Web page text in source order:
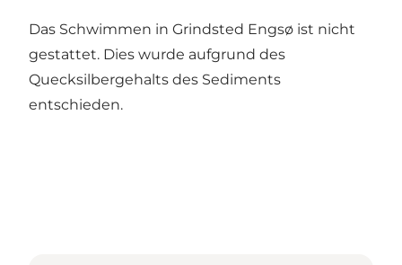
Das Schwimmen in Grindsted Engsø ist nicht
gestattet. Dies wurde aufgrund des
Quecksilbergehalts des Sediments
entschieden.